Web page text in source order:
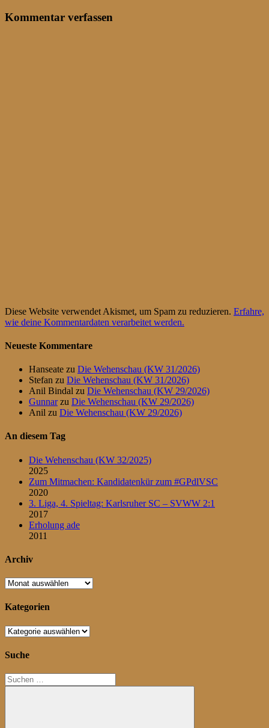
Kommentar verfassen
Diese Website verwendet Akismet, um Spam zu reduzieren. Erfahre,
wie deine Kommentardaten verarbeitet werden.
Neueste Kommentare
Hanseate zu Die Wehenschau (KW 31/2026)
Stefan zu Die Wehenschau (KW 31/2026)
Anil Bindal zu Die Wehenschau (KW 29/2026)
Gunnarzu Die Wehenschau (KW 29/2026)
Anil zu Die Wehenschau (KW 29/2026)
An diesem Tag
Die Wehenschau (KW 32/2025)
2025
Zum Mitmachen: Kandidatenkür zum #GPdlVSC
2020
3. Liga, 4. Spieltag: Karlsruher SC – SVWW 2:1
2017
Erholung ade
2011
Archiv
Archiv
Kategorien
Kategorien
Suche
Suchen
nach: